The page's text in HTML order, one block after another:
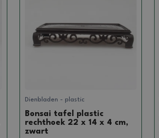
Dienbladen - plastic
Bonsai tafel plastic
rechthoek 22 x 14 x 4 cm,
zwart